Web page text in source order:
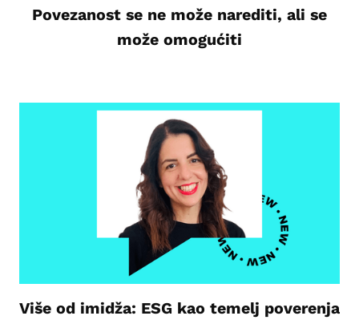
Povezanost se ne može narediti, ali se
može omogućiti
Više od imidža: ESG kao temelj poverenja